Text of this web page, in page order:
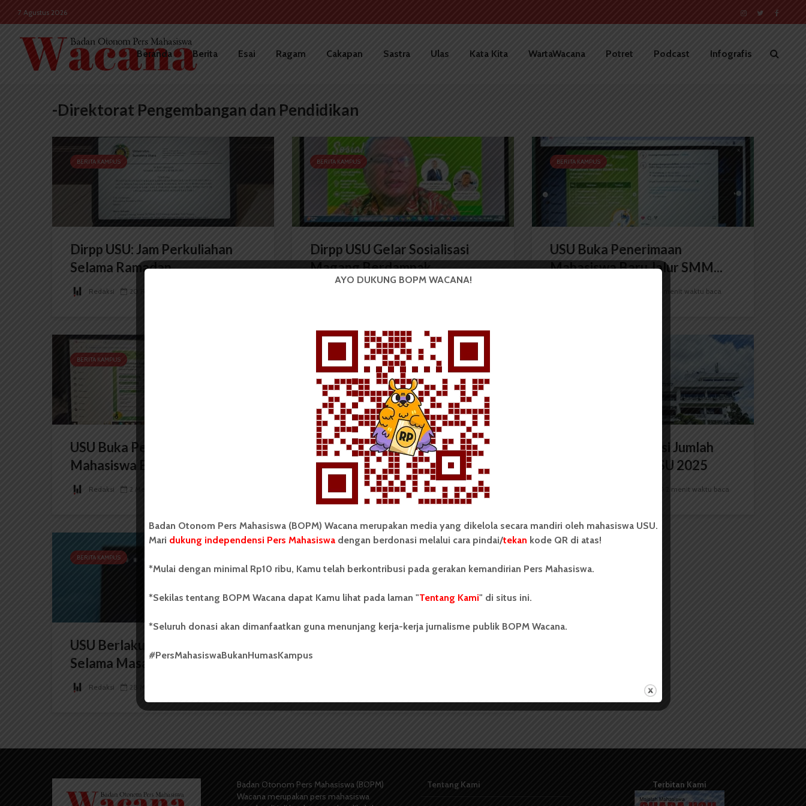
7 Agustus 2026
Beranda Berita Esai Ragam Cakapan Sastra Ulas Kata Kita WartaWacana Potret Podcast Infografis
-Direktorat Pengembangan dan Pendidikan
BERITA KAMPUS
Dirpp USU: Jam Perkuliahan
Selama Ramadan...
Redaksi 20 Februari 2026
BERITA KAMPUS
Dirpp USU Gelar Sosialisasi
Magang Berdampak...
BERITA KAMPUS
USU Buka Penerimaan
Mahasiswa Baru Jalur SMM...
2 menit waktu baca
BERITA KAMPUS
USU Buka Penerimaan
Mahasiswa Baru Jalur SBPU...
Redaksi 2 Mei 2025
BERITA KAMPUS
Sejumlah Fakultas USU Tetap
Luring selama UTBK 2025,...
30 April 2025 2 menit waktu baca
Jenjang S1 Dominasi Jumlah
Kelulusan SNBP USU 2025
2 menit waktu baca
BERITA KAMPUS
USU Berlakukan Kuliah Daring
Selama Masa UTBK-SNBT...
Redaksi 28 Maret 2025
Ramadan Kembali ke...
Badan Otonom Pers Mahasiswa (BOPM)
Wacana merupakan pers mahasiswa
Tentang Kami Terbitan Kami
AYO DUKUNG BOPM WACANA!
Badan Otonom Pers Mahasiswa (BOPM) Wacana merupakan media yang dikelola secara mandiri oleh mahasiswa USU.
Mari dukung independensi Pers Mahasiswadengan berdonasi melalui cara pindai/tekan kode QR di atas!
*Mulai dengan minimal Rp10 ribu, Kamu telah berkontribusi pada gerakan kemandirian Pers Mahasiswa.
*Sekilas tentang BOPM Wacana dapat Kamu lihat pada laman "Tentang Kami" di situs ini.
*Seluruh donasi akan dimanfaatkan guna menunjang kerja-kerja jurnalisme publik BOPM Wacana.
#PersMahasiswaBukanHumasKampus